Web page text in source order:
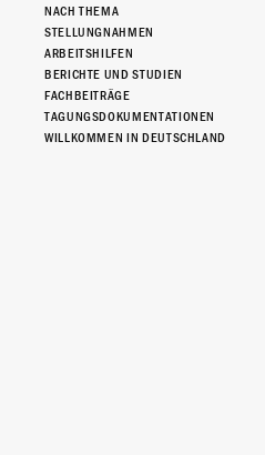
NACH THEMA
STELLUNGNAHMEN
ARBEITSHILFEN
BERICHTE UND STUDIEN
FACHBEITRÄGE
TAGUNGSDOKUMENTATIONEN
WILLKOMMEN IN DEUTSCHLAND